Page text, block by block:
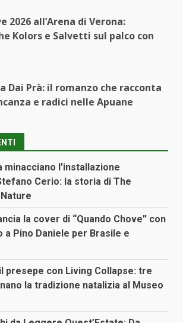
2026 all’Arena di Verona:
Kolors e Salvetti sul palco con
Dai Prà: il romanzo che racconta
e radici nelle Apuane
minacciano l’installazione
Cerio: la storia di The
la cover di “Quando Chove” con
a Pino Daniele per Brasile e
presepe con Living Collapse: tre
la tradizione natalizia al Museo